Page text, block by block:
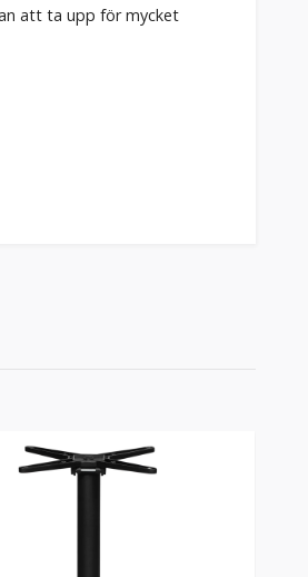
att ta upp för mycket